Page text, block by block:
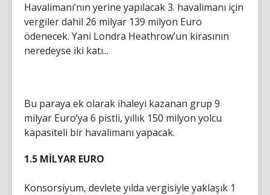
Havalimanı’nın yerine yapılacak 3. havalimanı için
vergiler dahil 26 milyar 139 milyon Euro
ödenecek. Yani Londra Heathrow’un kirasının
neredeyse iki katı...
Bu paraya ek olarak ihaleyi kazanan grup 9
milyar Euro’ya 6 pistli, yıllık 150 milyon yolcu
kapasiteli bir havalimanı yapacak.
1.5 MİLYAR EURO
Konsorsiyum, devlete yılda vergisiyle yaklaşık 1